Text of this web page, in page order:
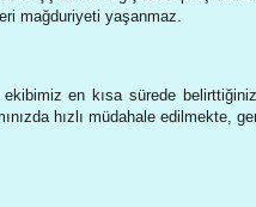
mağduriyeti yaşanmaz.
en kısa sürede
hızlı müdahale edilmekte,